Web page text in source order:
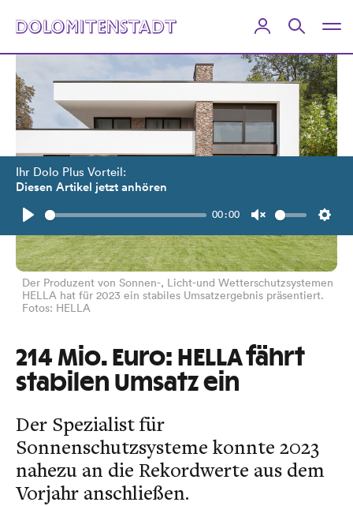
Ihr Dolo Plus Vorteil:
Diesen Artikel jetzt anhören
Play
00:00
Unmute
Der Produzent von Sonnen-, Licht-und Wetterschutzsystemen
HELLA hat für 2023 ein stabiles Umsatzergebnis präsentiert.
Fotos: HELLA
214 Mio. Euro: HELLA fährt
stabilen Umsatz ein
Der Spezialist für
Sonnenschutzsysteme konnte 2023
nahezu an die Rekordwerte aus dem
Vorjahr anschließen.